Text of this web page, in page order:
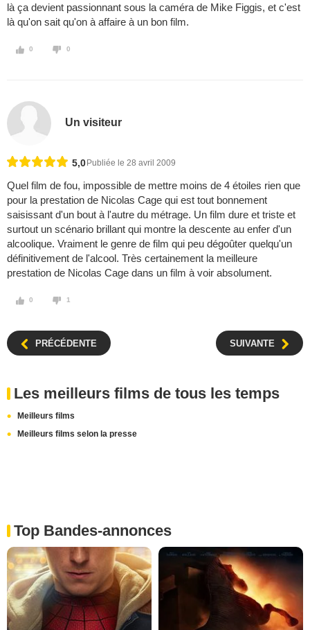
là ça devient passionnant sous la caméra de Mike Figgis, et c'est
là qu'on sait qu'on à affaire à un bon film.
0 0
Un visiteur
5,0 Publiée le 28 avril 2009
Quel film de fou, impossible de mettre moins de 4 étoiles rien que
pour la prestation de Nicolas Cage qui est tout bonnement
saisissant d'un bout à l'autre du métrage. Un film dure et triste et
surtout un scénario brillant qui montre la descente au enfer d'un
alcoolique. Vraiment le genre de film qui peu dégoûter quelqu'un
définitivement de l'alcool. Très certainement la meilleure
prestation de Nicolas Cage dans un film à voir absolument.
0 1
PRÉCÉDENTE SUIVANTE
Les meilleurs films de tous les temps
Meilleurs films
Meilleurs films selon la presse
Top Bandes-annonces